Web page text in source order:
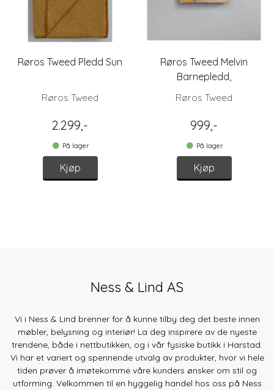
Røros Tweed Pledd Sun
Røros Tweed
2.299,-
På lager
Kjøp
Røros Tweed Melvin
Barnepledd,
Lyserosa/gul
Røros Tweed
999,-
På lager
Kjøp
Ness & Lind AS
Vi i Ness & Lind brenner for å kunne tilby deg det beste innen
møbler, belysning og interiør! La deg inspirere av de nyeste
trendene, både i nettbutikken, og i vår fysiske butikk i Harstad.
Vi har et variert og spennende utvalg av produkter, hvor vi hele
tiden prøver å imøtekomme våre kunders ønsker om stil og
utforming. Velkommen til en hyggelig handel hos oss på Ness